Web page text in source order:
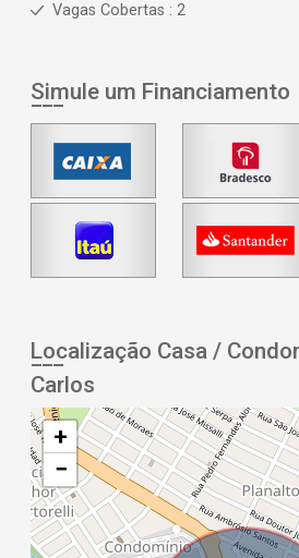
Vagas Cobertas : 2
Simule um Financiamento
Localização Casa /
Carlos
+
−